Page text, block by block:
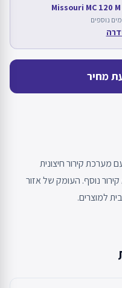
מחיר
מערכת קירור חיצונית
קירור נוסף. העומק של אזור